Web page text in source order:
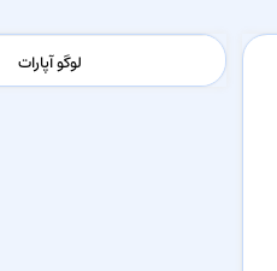
لوگو آپارات